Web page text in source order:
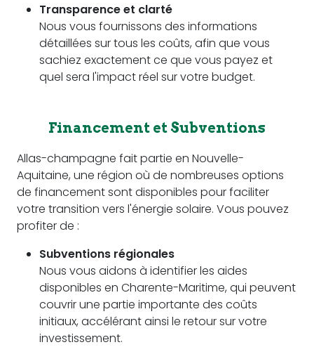
Transparence et clarté
Nous vous fournissons des informations
détaillées sur tous les coûts, afin que vous
sachiez exactement ce que vous payez et
quel sera l'impact réel sur votre budget.
Financement et Subventions
Allas-champagne fait partie en Nouvelle-
Aquitaine, une région où de nombreuses options
de financement sont disponibles pour faciliter
votre transition vers l'énergie solaire. Vous pouvez
profiter de :
Subventions régionales
Nous vous aidons à identifier les aides
disponibles en Charente-Maritime, qui peuvent
couvrir une partie importante des coûts
initiaux, accélérant ainsi le retour sur votre
investissement.